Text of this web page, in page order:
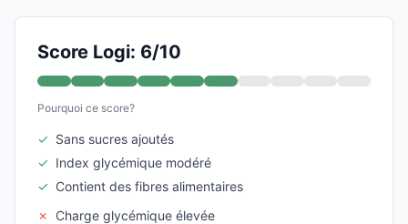
Score Logi: 6/10
Pourquoi ce score?
✓ Sans sucres ajoutés
✓ Index glycémique modéré
✓ Contient des fibres alimentaires
✗
Charge glycémique élevée